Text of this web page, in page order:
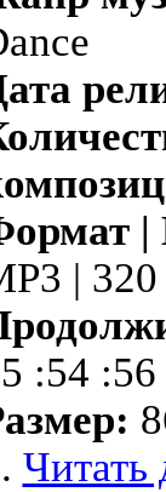
|
|
:54 :56
Читать